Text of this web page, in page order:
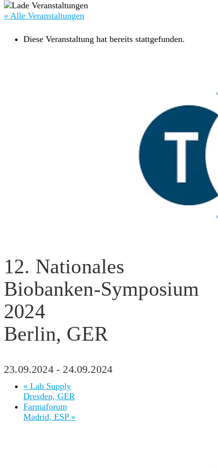
« Alle Veranstaltungen
Diese Veranstaltung hat bereits stattgefunden.
12. Nationales
Biobanken-Symposium
2024
Berlin, GER
23.09.2024- 24.09.2024
« Lab Supply
Dresden, GER
Farmaforum
Madrid, ESP »